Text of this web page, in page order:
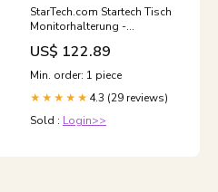
StarTech.com Startech Tisch
Monitorhalterung -
Ergonomischer VESA
Monitorarm - Bildschirm bis
32" und 9 kg - voll
höhenverstellbar,
schwenkbar - Aluminium -
C-Klemme/Durchführung
US$ 122.89
Min. order: 1 piece
★★★★★ 4.3 (29 reviews)
Sold : Login>>